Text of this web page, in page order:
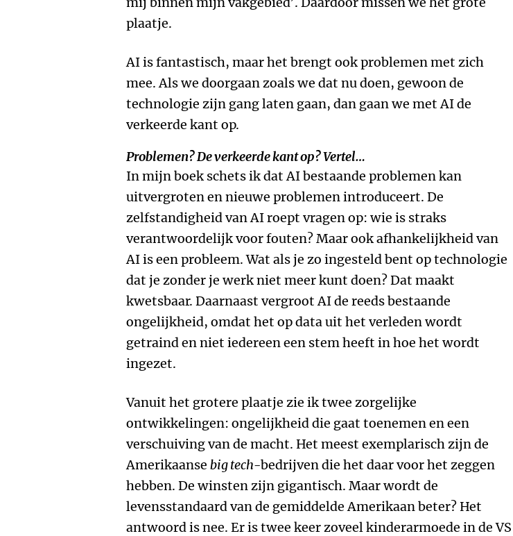
plaatje.
AI is fantastisch, maar het brengt ook problemen met zich
mee. Als we doorgaan zoals we dat nu doen, gewoon de
technologie zijn gang laten gaan, dan gaan we met AI de
verkeerde kant op.
Problemen? De verkeerde kant op? Vertel…
In mijn boek schets ik dat AI bestaande problemen kan
uitvergroten en nieuwe problemen introduceert. De
zelfstandigheid van AI roept vragen op: wie is straks
verantwoordelijk voor fouten? Maar ook afhankelijkheid van
AI is een probleem. Wat als je zo ingesteld bent op technologie
dat je zonder je werk niet meer kunt doen? Dat maakt
kwetsbaar. Daarnaast vergroot AI de reeds bestaande
ongelijkheid, omdat het op data uit het verleden wordt
getraind en niet iedereen een stem heeft in hoe het wordt
ingezet.
Vanuit het grotere plaatje zie ik twee zorgelijke
ontwikkelingen: ongelijkheid die gaat toenemen en een
verschuiving van de macht. Het meest exemplarisch zijn de
Amerikaanse big tech-bedrijven die het daar voor het zeggen
hebben. De winsten zijn gigantisch. Maar wordt de
levensstandaard van de gemiddelde Amerikaan beter? Het
antwoord is nee. Er is twee keer zoveel kinderarmoede in de VS